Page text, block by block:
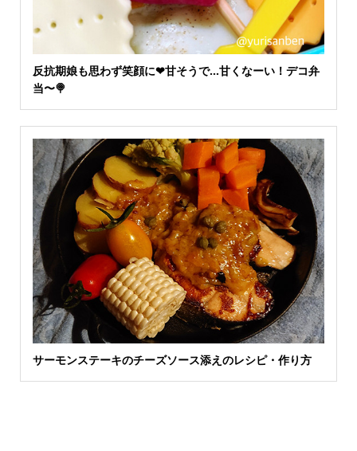
反抗期娘も思わず笑顔に❤︎甘そうで…甘くなーい！デコ弁
当〜🍭
サーモンステーキのチーズソース添えのレシピ・作り方